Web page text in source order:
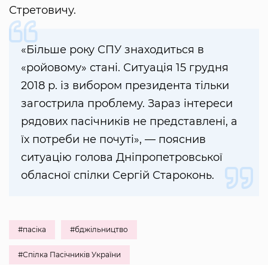
Стретовичу.
«Більше року СПУ знаходиться в
«ройовому» стані. Ситуація 15 грудня
2018 р. із вибором президента тільки
загострила проблему. Зараз інтереси
рядових пасічників не представлені, а
їх потреби не почуті», — пояснив
ситуацію голова Дніпропетровської
обласної спілки Сергій Староконь.
#пасіка #бджільництво
#Спілка Пасічників України